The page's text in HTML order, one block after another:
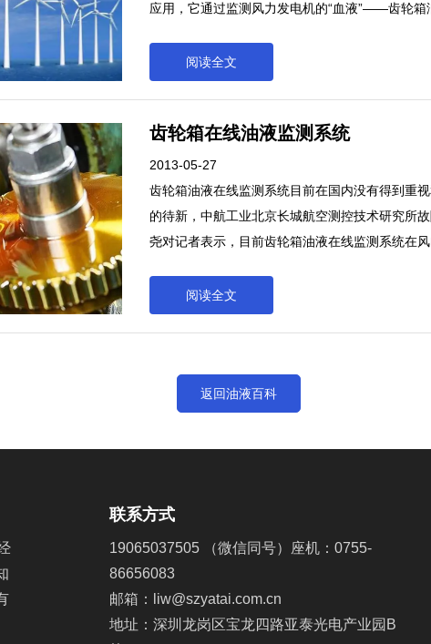
应用，它通过监测风力发电机的“血液”——齿轮箱
段得到了积极发展。其中最具有代表性的就是风
系统在风机上的应用，它通过监测风力发电机的“
阅读全文
齿轮箱在线油液监测系统
2013-05-27
齿轮箱油液在线监测系统目前在国内没有得到重
的待新，中航工业北京长城航空测控技术研究所
尧对记者表示，目前齿轮箱油液在线监测系统在
而忽视系统运行的隐患。齿轮箱油液在线监测系
及源于技术的壁垒和观念的待新，中航工业北京
某些业主更看重发电量，而忽视系统运行的隐患。
阅读全文
返回油液百科
联系方式
19065037505 （微信同号）座机：0755-
86656083
邮箱：liw@szyatai.com.cn
地址：深圳龙岗区宝龙四路亚泰光电产业园B